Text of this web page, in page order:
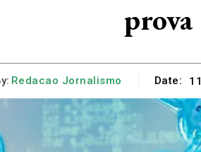
prova
Redacao Jornalismo Date: